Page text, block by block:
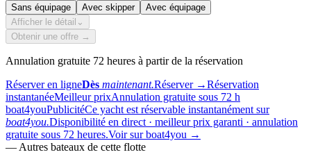
Sans équipage Avec skipper
Avec équipage
Afficher le détail ⌄
Obtenir une offre →
Annulation gratuite 72 heures à partir de la réservation
Réserver en ligneDès maintenant.Réserver →Réservation
instantanéeMeilleur prixAnnulation gratuite sous 72 h
boat4youPublicitéCe yacht est réservable instantanément sur
boat4you.Disponibilité en direct · meilleur prix garanti · annulation
gratuite sous 72 heures.Voir sur boat4you →
— Autres bateaux de cette flotte